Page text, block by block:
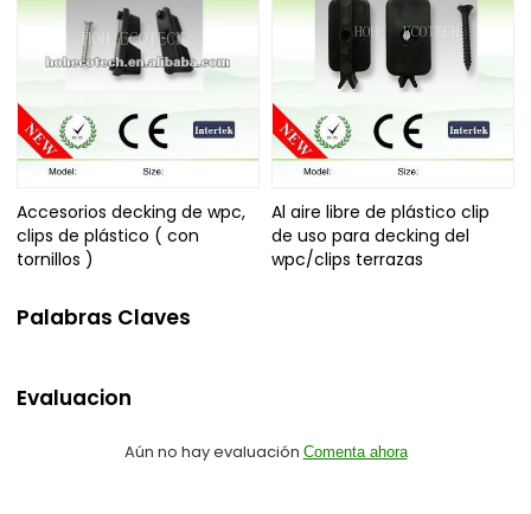
Accesorios decking de wpc,
clips de plástico ( con
tornillos )
Al aire libre de plástico clip
de uso para decking del
wpc/clips terrazas
Palabras Claves
Evaluacion
Aún no hay evaluación Comenta ahora